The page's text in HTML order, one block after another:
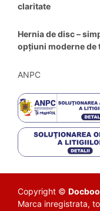
claritate
Hernia de disc –
opțiuni moderne de
ANPC
Copyright ©
Marca inregistrata,